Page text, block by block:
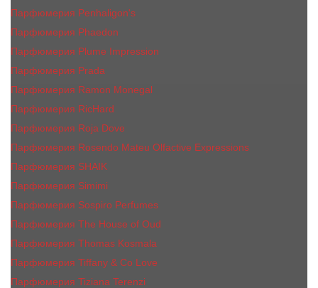
Парфюмерия Penhaligon's
Парфюмерия Phaedon
Парфюмерия Plume Impression
Парфюмерия Prada
Парфюмерия Ramon Monegal
Парфюмерия RicHard
Парфюмерия Roja Dove
Парфюмерия Rosendo Mateu Olfactive Expressions
Парфюмерия SHAIK
Парфюмерия Simimi
Парфюмерия Sospiro Perfumes
Парфюмерия The House of Oud
Парфюмерия Thomas Kosmala
Парфюмерия Tiffany & Co Love
Парфюмерия Tiziana Terenzi